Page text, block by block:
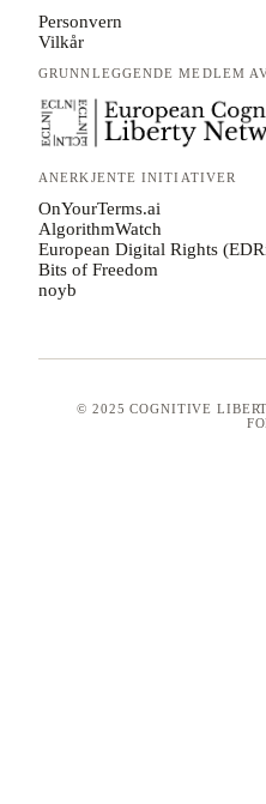
Personvern
Vilkår
GRUNNLEGGENDE MEDLEM
ANERKJENTE INITIATIVER
OnYourTerms.ai
AlgorithmWatch
European Digital Rights
Bits of Freedom
noyb
© 2025 COGNITIVE